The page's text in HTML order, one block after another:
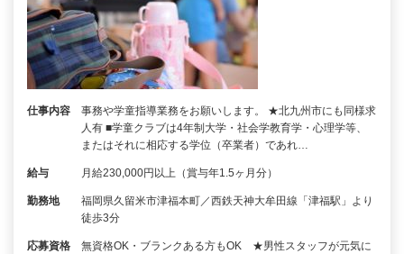
仕事内容
事務や学童指導業務をお願いします。 ★北九州市にも同様求
人有 ■学童クラブは4年制大学・社会学教育学・心理学等、
またはそれに相応する学位（卒業者）であれ…
給与 月給230,000円以上（賞与年1.5ヶ月分）
勤務地
福岡県久留米市津福本町／西鉄天神大牟田線「津福駅」より
徒歩3分
応募資格
無資格OK・ブランクある方もOK ★男性スタッフが元気に